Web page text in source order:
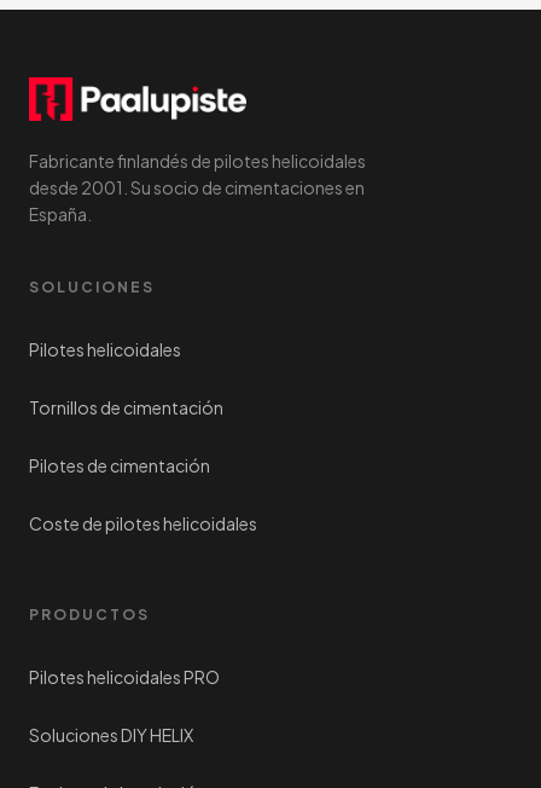
Fabricante finlandés de pilotes helicoidales
desde 2001. Su socio de cimentaciones en
España.
SOLUCIONES
Pilotes helicoidales
Tornillos de cimentación
Pilotes de cimentación
Coste de pilotes helicoidales
PRODUCTOS
Pilotes helicoidales PRO
Soluciones DIY HELIX